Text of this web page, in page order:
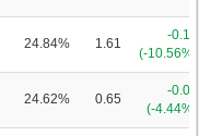
24.84% 1.61
-0.19
(-10.56%)
24.62% 0.65
-0.03
(-4.44%)